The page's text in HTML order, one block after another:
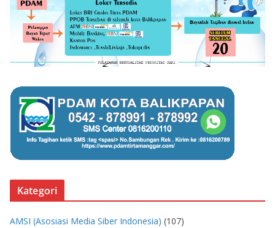
Kategori
AMSI (Asosiasi Media Siber Indonesia) (107)